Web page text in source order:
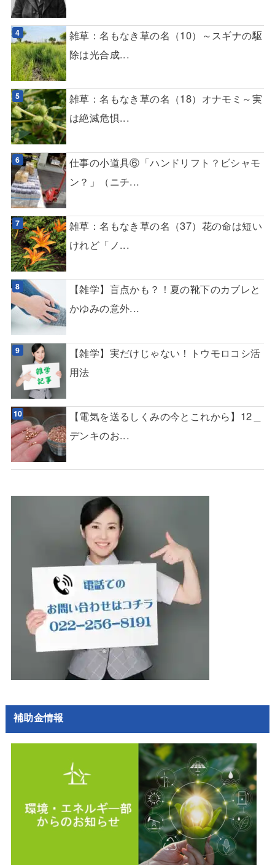
雑草：名もなき草の名（10）～スギナの駆
除は光合成...
雑草：名もなき草の名（18）オナモミ～実
は絶滅危惧...
仕事の小道具⑥「ハンドリフト？ビシャモ
ン？」（ニチ...
雑草：名もなき草の名（37）花の命は短い
けれど「ノ...
【雑学】盲点かも？！夏の靴下のカブレと
かゆみの意外...
【雑学】実だけじゃない！トウモロコシ活
用法
【電気を送るしくみの今とこれから】12＿
デンキのお...
補助金情報